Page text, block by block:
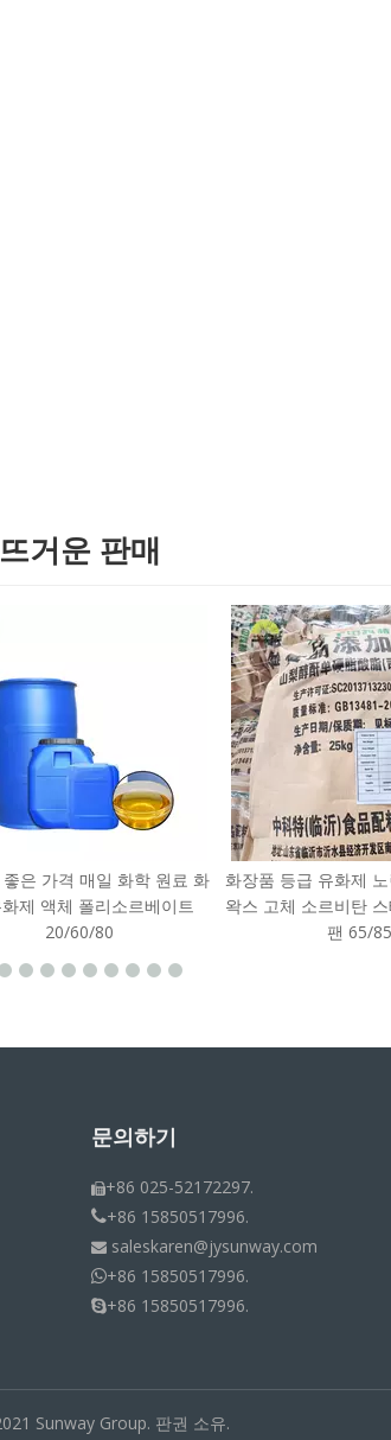
뜨거운 판매
은 가격 매일 화학 원료 화
제 액체 폴리소르베이트
20/60/80
화장품 등급 유화제
왁스 고체 소르비탄
팬 65/85
문의하기
+86 025-52172297.
+86 15850517996.
 saleskaren@jysunway.com
+86 15850517996.
+86 15850517996.
Sunway Group. 판권 소유.